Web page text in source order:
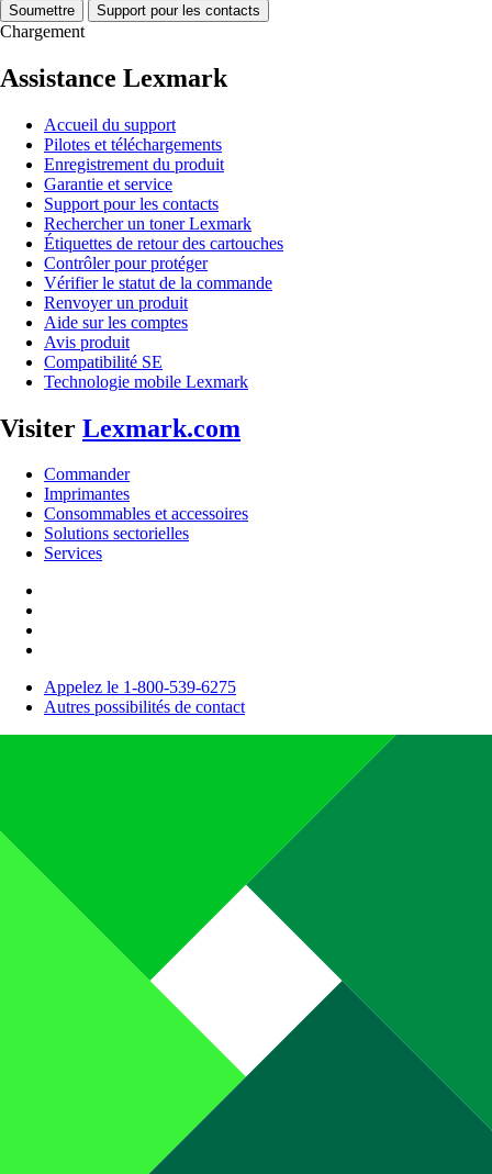
Soumettre Support pour les contacts
Chargement
Assistance Lexmark
Accueil du support
Pilotes et téléchargements
Enregistrement du produit
Garantie et service
Support pour les contacts
Rechercher un toner Lexmark
Étiquettes de retour des cartouches
Contrôler pour protéger
Vérifier le statut de la commande
Renvoyer un produit
Aide sur les comptes
Avis produit
Compatibilité SE
Technologie mobile Lexmark
Visiter Lexmark.com
Commander
Imprimantes
Consommables et accessoires
Solutions sectorielles
Services
Appelez le 1-800-539-6275
Autres possibilités de contact